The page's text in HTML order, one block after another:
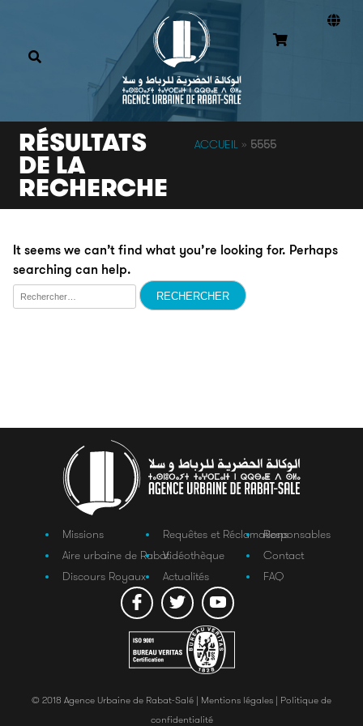
RÉSULTATS
DE LA
RECHERCHE
ACCUEIL » 5555
It seems we can’t find what you’re looking for. Perhaps
searching can help.
Rechercher :
Missions
Aire urbaine de Rabat
Discours Royaux
Requêtes et Réclamations
Vidéothèque
Actualités
Responsables
Contact
FAQ
© 2018 Agence Urbaine de Rabat-Salé | Mentions légales | Politique de
confidentialité